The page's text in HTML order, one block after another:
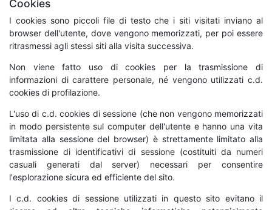
Cookies
I cookies sono piccoli file di testo che i siti visitati inviano al
browser dell'utente, dove vengono memorizzati, per poi essere
ritrasmessi agli stessi siti alla visita successiva.
Non viene fatto uso di cookies per la trasmissione di
informazioni di carattere personale, né vengono utilizzati c.d.
cookies di profilazione.
L'uso di c.d. cookies di sessione (che non vengono memorizzati
in modo persistente sul computer dell'utente e hanno una vita
limitata alla sessione del browser) è strettamente limitato alla
trasmissione di identificativi di sessione (costituiti da numeri
casuali generati dal server) necessari per consentire
l'esplorazione sicura ed efficiente del sito.
I c.d. cookies di sessione utilizzati in questo sito evitano il